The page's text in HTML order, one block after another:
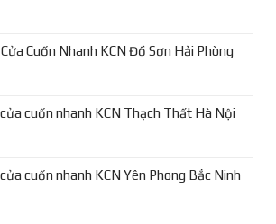
Cuốn Nhanh KCN Đồ Sơn Hải Phòng
cuốn nhanh KCN Thạch Thất Hà Nội
cuốn nhanh KCN Yên Phong Bắc Ninh